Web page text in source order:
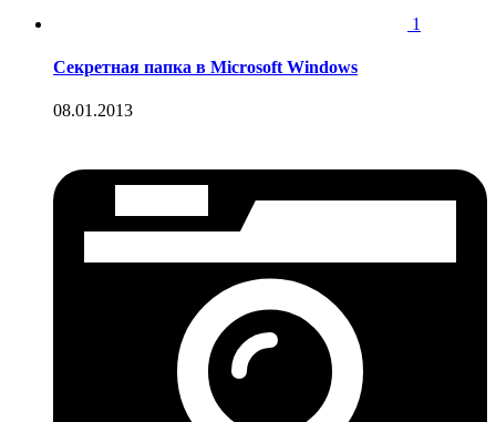
1
Секретная папка в Microsoft Windows
08.01.2013